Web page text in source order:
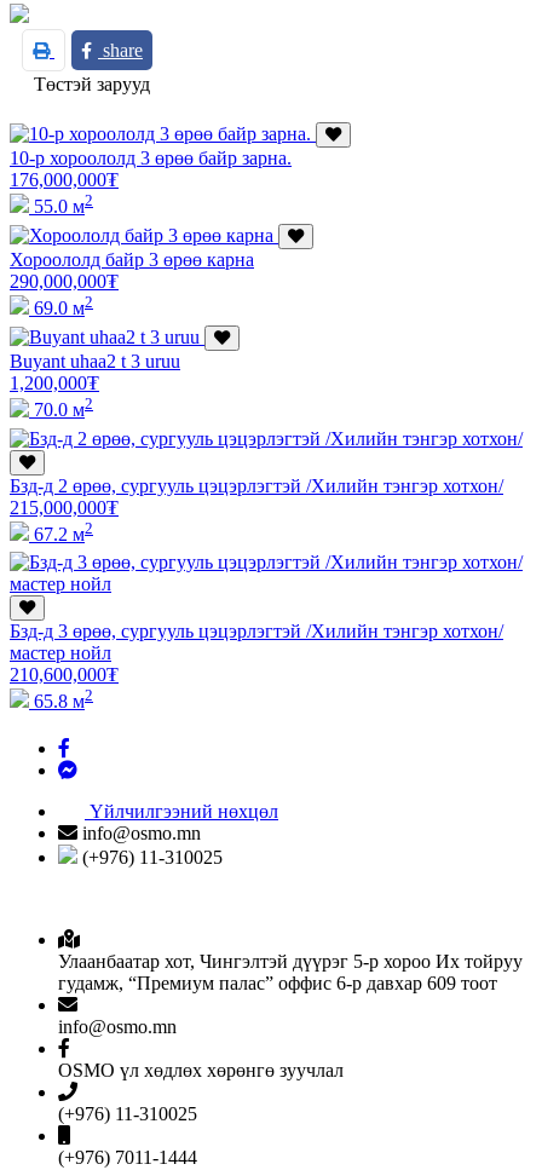
share
Төстэй зарууд
10-р хороололд 3 өрөө байр зарна.
176,000,000₮
55.0 м2
Хороололд байр 3 өрөө карна
290,000,000₮
69.0 м2
Buyant uhaa2 t 3 uruu
1,200,000₮
70.0 м2
Бзд-д 2 өрөө, сургууль цэцэрлэгтэй /Хилийн тэнгэр хотхон/
215,000,000₮
67.2 м2
Бзд-д 3 өрөө, сургууль цэцэрлэгтэй /Хилийн тэнгэр хотхон/
мастер нойл
210,600,000₮
65.8 м2
Үйлчилгээний нөхцөл
info@osmo.mn
(+976) 11-310025
Улаанбаатар хот, Чингэлтэй дүүрэг 5-р хороо Их тойруу
гудамж, “Премиум палас” оффис 6-р давхар 609 тоот
info@osmo.mn
OSMO үл хөдлөх хөрөнгө зуучлал
(+976) 11-310025
(+976) 7011-1444